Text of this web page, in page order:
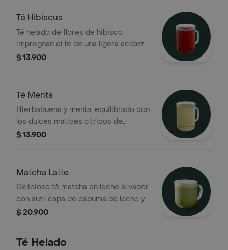
Té Hibiscus
Té helado de flores de hibisco
impregnan el té de una ligera acidez y
un extraordinario color fiusha
cítrica y una pizca de canela
$ 13.900
Té Menta
Hierbabuena y menta, equilibrado con
los dulces matices cítricos de
verbena
$ 13.900
Matcha Latte
Delicioso té matcha en leche al vapor
con sutil capa de espuma de leche y
toques dulces. Antioxidante
$ 20.900
Té Helado